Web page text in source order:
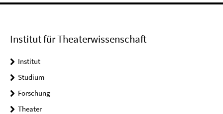
Institut für Theaterwissenschaft
Institut
Studium
Forschung
Theater